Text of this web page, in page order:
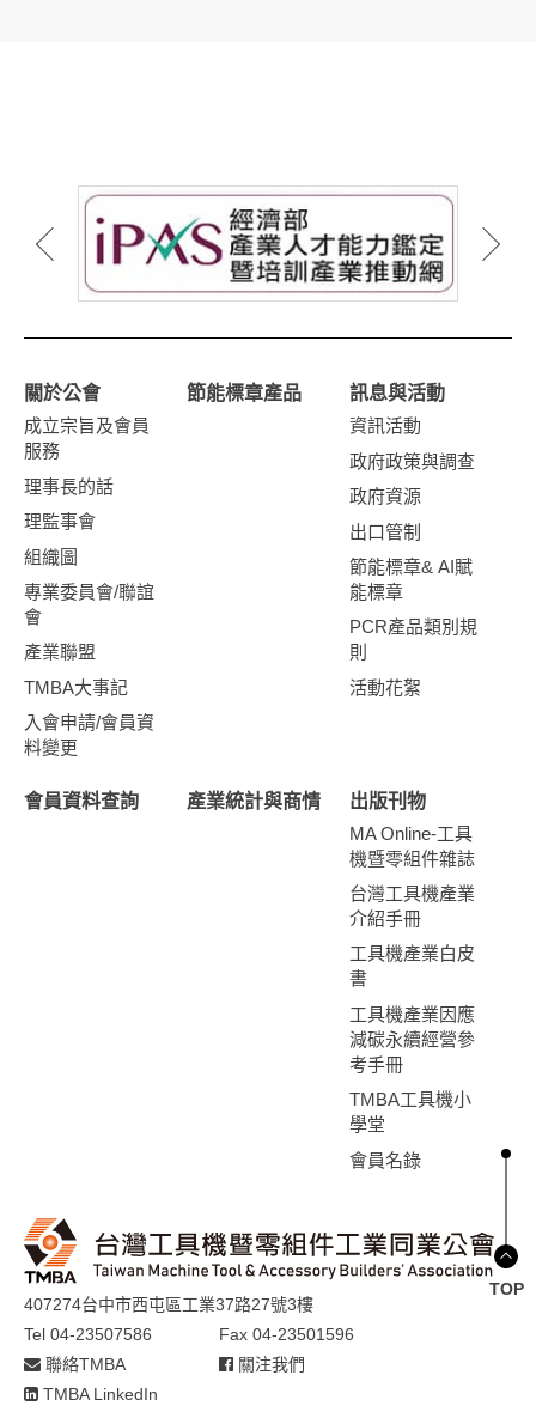
關於公會
成立宗旨及會員
服務
理事長的話
理監事會
組織圖
專業委員會/聯誼
會
產業聯盟
TMBA大事記
入會申請/會員資
料變更
節能標章產品
訊息與活動
資訊活動
政府政策與調查
政府資源
出口管制
節能標章& AI賦
能標章
PCR產品類別規
則
活動花絮
會員資料查詢 產業統計與商情
出版刊物
MA Online-工具
機暨零組件雜誌
台灣工具機產業
介紹手冊
工具機產業白皮
書
工具機產業因應
減碳永續經營參
考手冊
TMBA工具機小
學堂
會員名錄
407274台中市西屯區工業37路27號3樓
Tel 04-23507586
Fax 04-23501596
聯絡TMBA
關注我們
TMBA LinkedIn
TOP